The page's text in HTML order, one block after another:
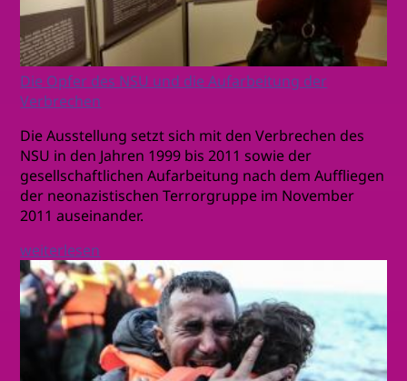
Die Opfer des NSU und die Aufarbeitung der
Verbrechen
Die Ausstellung setzt sich mit den Verbrechen des
NSU in den Jahren 1999 bis 2011 sowie der
gesellschaftlichen Aufarbeitung nach dem Auffliegen
der neonazistischen Terrorgruppe im November
2011 auseinander.
weiterlesen